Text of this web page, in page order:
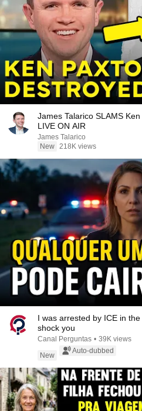
James Talarico SLAMS
LIVE ON AIR
James Talarico
New 218K views
I was arrested by ICE in
shock you
Canal Perguntas • 39K views
New
Auto-dubbed